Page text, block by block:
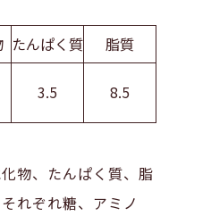
たんぱく質
脂質
3.5 8.5
物、たんぱく質、脂
れぞれ糖、アミノ